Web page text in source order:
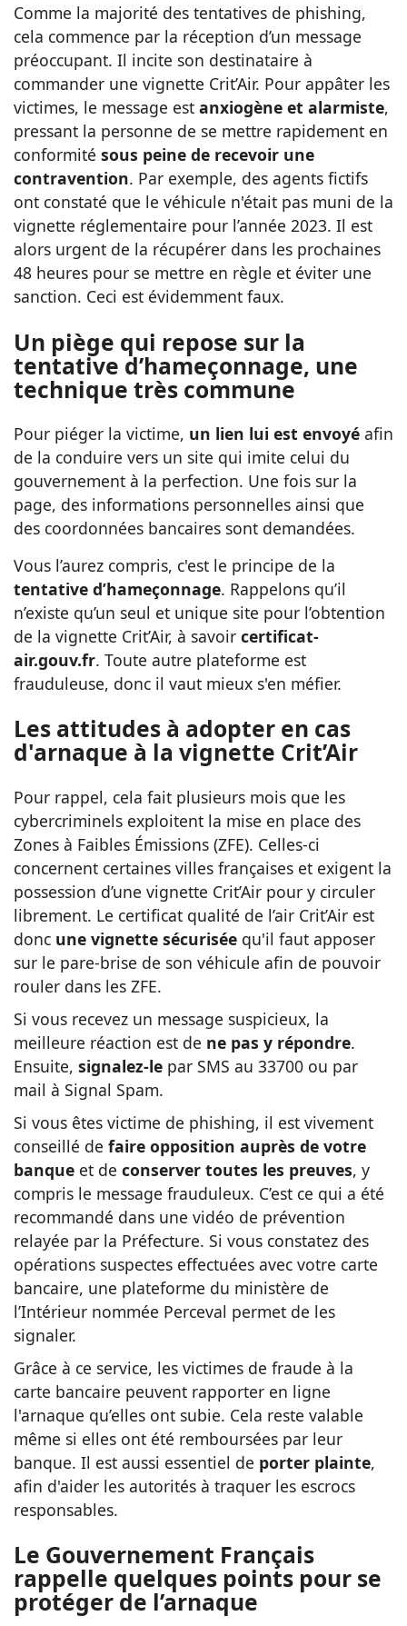
Comme la majorité des tentatives de phishing,
cela commence par la réception d’un message
préoccupant. Il incite son destinataire à
commander une vignette Crit’Air. Pour appâter les
victimes, le message est anxiogène et alarmiste,
pressant la personne de se mettre rapidement en
conformité sous peine de recevoir une
contravention. Par exemple, des agents fictifs
ont constaté que le véhicule n'était pas muni de la
vignette réglementaire pour l’année 2023. Il est
alors urgent de la récupérer dans les prochaines
48 heures pour se mettre en règle et éviter une
sanction. Ceci est évidemment faux.
Un piège qui repose sur la
tentative d’hameçonnage, une
technique très commune
Pour piéger la victime, un lien lui est envoyé afin
de la conduire vers un site qui imite celui du
gouvernement à la perfection. Une fois sur la
page, des informations personnelles ainsi que
des coordonnées bancaires sont demandées.
Vous l’aurez compris, c'est le principe de la
tentative d’hameçonnage. Rappelons qu’il
n’existe qu’un seul et unique site pour l’obtention
de la vignette Crit’Air, à savoir certificat-
air.gouv.fr. Toute autre plateforme est
frauduleuse, donc il vaut mieux s'en méfier.
Les attitudes à adopter en cas
d'arnaque à la vignette Crit’Air
Pour rappel, cela fait plusieurs mois que les
cybercriminels exploitent la mise en place des
Zones à Faibles Émissions (ZFE). Celles-ci
concernent certaines villes françaises et exigent la
possession d’une vignette Crit’Air pour y circuler
librement. Le certificat qualité de l’air Crit’Air est
donc une vignette sécurisée qu'il faut apposer
sur le pare-brise de son véhicule afin de pouvoir
rouler dans les ZFE.
Si vous recevez un message suspicieux, la
meilleure réaction est de ne pas y répondre.
Ensuite, signalez-le par SMS au 33700 ou par
mail à Signal Spam.
Si vous êtes victime de phishing, il est vivement
conseillé de faire opposition auprès de votre
banque et de conserver toutes les preuves, y
compris le message frauduleux. C’est ce qui a été
recommandé dans une vidéo de prévention
relayée par la Préfecture. Si vous constatez des
opérations suspectes effectuées avec votre carte
bancaire, une plateforme du ministère de
l’Intérieur nommée Perceval permet de les
signaler.
Grâce à ce service, les victimes de fraude à la
carte bancaire peuvent rapporter en ligne
l'arnaque qu’elles ont subie. Cela reste valable
même si elles ont été remboursées par leur
banque. Il est aussi essentiel de porter plainte,
afin d'aider les autorités à traquer les escrocs
responsables.
Le Gouvernement Français
rappelle quelques points pour se
protéger de l’arnaque